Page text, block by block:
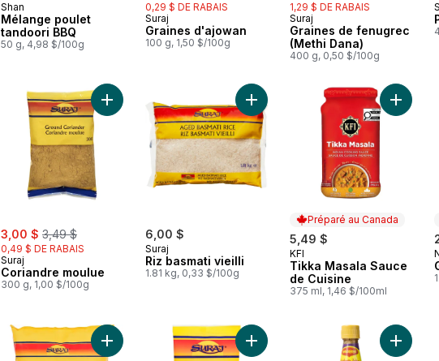
Shan
Mélange poulet
tandoori BBQ
50 g, 4,98 $/100g
0,29 $ DE RABAIS
Suraj
Graines d'ajowan
100 g, 1,50 $/100g
1,29 $ DE RABAIS
Suraj
Graines de fenugrec
(Methi Dana)
400 g, 0,50 $/100g
sale:
3,00 $ , formerly:
3,49 $
0,49 $ DE RABAIS
Suraj
Coriandre moulue
300 g, 1,00 $/100g
Ajouter Coriandre moulue au panier
6,00 $
Suraj
Riz basmati vieilli
1.81 kg, 0,33 $/100g
Ajouter Riz basmati vieilli au panier
Préparé au Canada
5,49 $
Préparé au Canada
KFI
Tikka Masala Sauce
de Cuisine
375 ml, 1,46 $/100ml
Ajouter
Ajouter Semoule de blé (sooji) au panierAjouter Coriandre moulue (Pisa
Ajouter